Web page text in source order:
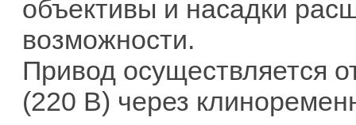
объективы и насадки
возможности.
Привод осуществляется
(220 В) через